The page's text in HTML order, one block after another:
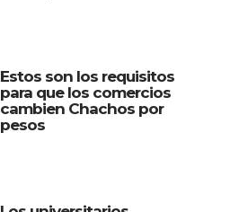
Estos son los requisitos
para que los comercios
cambien Chachos por
pesos